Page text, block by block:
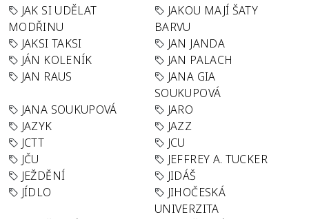
JAK SI UDĚLAT
MODŘINU
JAKOU MAJÍ ŠATY
BARVU
JAKSI TAKSI
JAN JANDA
JÁN KOLENÍK
JAN PALACH
JAN RAUS
JANA GIA
SOUKUPOVÁ
JANA SOUKUPOVÁ
JARO
JAZYK
JAZZ
JCTT
JCU
JČU
JEFFREY A. TUCKER
JEŽDĚNÍ
JIDÁŠ
JÍDLO
JIHOČESKÁ
UNIVERZITA